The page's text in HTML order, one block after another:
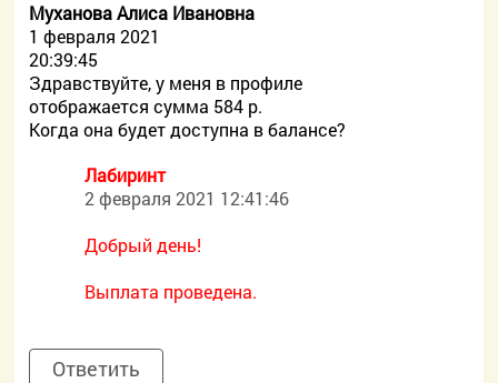
Муханова Алиса Ивановна
1 февраля 2021
20:39:45
Здравствуйте, у меня в профиле
отображается сумма 584 р.
Когда она будет доступна в балансе?
Лабиринт
2 февраля 2021 12:41:46
Добрый день!
Выплата проведена.
Ответить